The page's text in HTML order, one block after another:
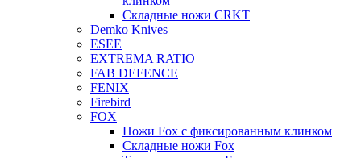
Складные ножи CRKT
Demko Knives
ESEE
EXTREMA RATIO
FAB DEFENCE
FENIX
Firebird
FOX
Ножи Fox с фиксированным клинком
Складные ножи Fox